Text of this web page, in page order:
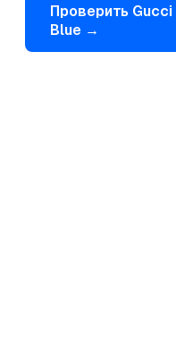
Проверить Gucci
Blue →